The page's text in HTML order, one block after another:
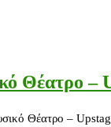
Θέατρο –
Θέατρο –